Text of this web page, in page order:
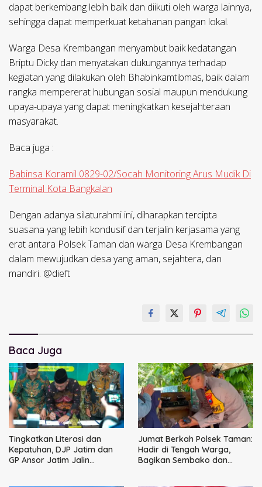
dapat berkembang lebih baik dan diikuti oleh warga lainnya,
sehingga dapat memperkuat ketahanan pangan lokal.
Warga Desa Krembangan menyambut baik kedatangan
Briptu Dicky dan menyatakan dukungannya terhadap
kegiatan yang dilakukan oleh Bhabinkamtibmas, baik dalam
rangka mempererat hubungan sosial maupun mendukung
upaya-upaya yang dapat meningkatkan kesejahteraan
masyarakat.
Baca juga :
Babinsa Koramil 0829-02/Socah Monitoring Arus Mudik Di
Terminal Kota Bangkalan
Dengan adanya silaturahmi ini, diharapkan tercipta
suasana yang lebih kondusif dan terjalin kerjasama yang
erat antara Polsek Taman dan warga Desa Krembangan
dalam mewujudkan desa yang aman, sejahtera, dan
mandiri. @dieft
Baca Juga
Tingkatkan Literasi dan
Kepatuhan, DJP Jatim dan
GP Ansor Jatim Jalin
Jumat Berkah Polsek Taman:
Hadir di Tengah Warga,
Bagikan Sembako dan